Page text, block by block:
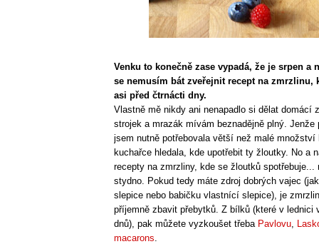
Venku to konečně zase vypadá, že je srpen a
se nemusím bát zveřejnit recept na zmrzlinu,
asi před čtrnácti dny.
Vlastně mě nikdy ani nenapadlo si dělat domácí
strojek a mrazák mívám beznadějně plný. Jenže
jsem nutně potřebovala větší než malé
kuchařce hledala, kde upotřebit ty žloutky. No a
recepty na zmrzliny, kde se žloutků spotřebuje...
stydno. Pokud tedy máte zdroj dobrých vajec
slepice nebo babičku vlastnící slepice), je
příjemně zbavit přebytků. Z bílků (které v lednici
dnů), pak můžete vyzkoušet třeba Pavlovu
macarons